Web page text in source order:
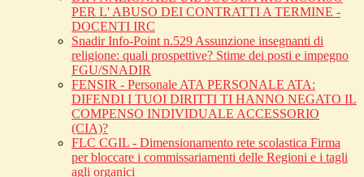
PER L' ABUSO DEI CONTRATTI A TERMINE -
DOCENTI IRC
Snadir Info-Point n.529 Assunzione insegnanti di
religione: quali prospettive? Stime dei posti e impegno
FGU/SNADIR
FENSIR - Personale ATA PERSONALE ATA:
DIFENDI I TUOI DIRITTI TI HANNO NEGATO IL
COMPENSO INDIVIDUALE ACCESSORIO
(CIA)?
FLC CGIL - Dimensionamento rete scolastica Firma
per bloccare i commissariamenti delle Regioni e i tagli
agli organici